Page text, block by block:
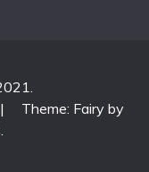
|
Theme: Fairy by